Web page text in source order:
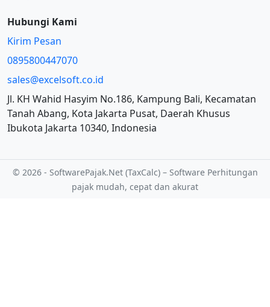
Hubungi Kami
Kirim Pesan
0895800447070
sales@excelsoft.co.id
Jl. KH Wahid Hasyim No.186, Kampung Bali, Kecamatan
Tanah Abang, Kota Jakarta Pusat, Daerah Khusus
Ibukota Jakarta 10340, Indonesia
© 2026 - SoftwarePajak.Net (TaxCalc) – Software Perhitungan
pajak mudah, cepat dan akurat